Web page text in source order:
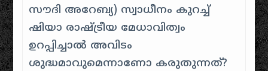
സൗദി അറേബ്യ) സ്വാധീനം കുറച്ച്
ഷിയാ രാഷ്ട്രീയ മേധാവിത്വം
ഉറപ്പിച്ചാൽ അവിടം
ശുദ്ധമാവുമെന്നാണോ കരുതുന്നത്?